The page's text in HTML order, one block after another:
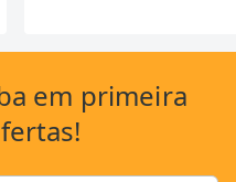
em primeira